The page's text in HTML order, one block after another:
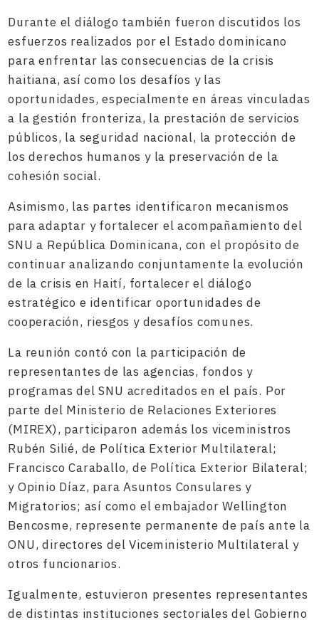
Durante el diálogo también fueron discutidos los
esfuerzos realizados por el Estado dominicano
para enfrentar las consecuencias de la crisis
haitiana, así como los desafíos y las
oportunidades, especialmente en áreas vinculadas
a la gestión fronteriza, la prestación de servicios
públicos, la seguridad nacional, la protección de
los derechos humanos y la preservación de la
cohesión social.
Asimismo, las partes identificaron mecanismos
para adaptar y fortalecer el acompañamiento del
SNU a República Dominicana, con el propósito de
continuar analizando conjuntamente la evolución
de la crisis en Haití, fortalecer el diálogo
estratégico e identificar oportunidades de
cooperación, riesgos y desafíos comunes.
La reunión contó con la participación de
representantes de las agencias, fondos y
programas del SNU acreditados en el país. Por
parte del Ministerio de Relaciones Exteriores
(MIREX), participaron además los viceministros
Rubén Silié, de Política Exterior Multilateral;
Francisco Caraballo, de Política Exterior Bilateral;
y Opinio Díaz, para Asuntos Consulares y
Migratorios; así como el embajador Wellington
Bencosme, represente permanente de país ante la
ONU, directores del Viceministerio Multilateral y
otros funcionarios.
Igualmente, estuvieron presentes representantes
de distintas instituciones sectoriales del Gobierno